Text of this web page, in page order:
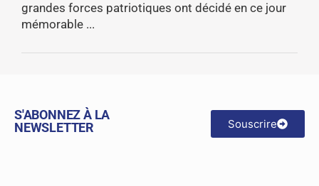
grandes forces patriotiques ont décidé en ce jour
mémorable ...
S'ABONNEZ À LA
NEWSLETTER
Souscrire